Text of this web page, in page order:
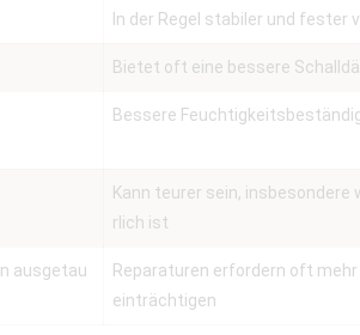
In der Regel stabiler und fester
Bietet oft eine bessere
Bessere
Kann teurer sein,
rlich ist
ausgetau
Reparaturen erfordern oft
einträchtigen